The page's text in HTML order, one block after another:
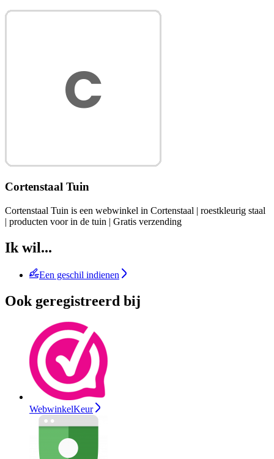
Cortenstaal Tuin
Cortenstaal Tuin is een webwinkel in Cortenstaal | roestkleurig staal
| producten voor in de tuin | Gratis verzending
Ik wil...
Een geschil indienen
Ook geregistreerd bij
WebwinkelKeur